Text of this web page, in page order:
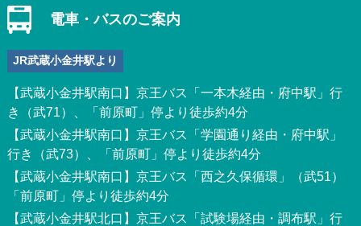
電車・バスのご案内
JR武蔵小金井駅より
【武蔵小金井駅南口】京王バス「一本木経由・府中駅」行
き（武71）、「前原町」停より徒歩約4分
【武蔵小金井駅南口】京王バス「学園通り経由・府中駅」
行き（武73）、「前原町」停より徒歩約4分
【武蔵小金井駅南口】京王バス「西之久保循環」（武51）
「前原町」停より徒歩約4分
【武蔵小金井駅北口】京王バス「試験場経由・調布駅」行